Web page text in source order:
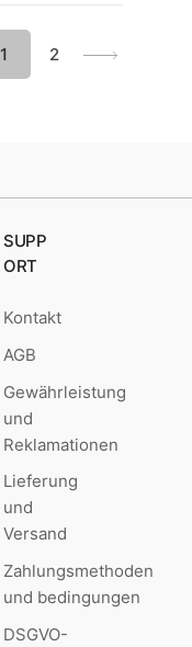
1 2
SUPP
ORT
Kontakt
AGB
Gewährleistung
und
Reklamationen
Lieferung
und
Versand
Zahlungsmethoden
und bedingungen
DSGVO-